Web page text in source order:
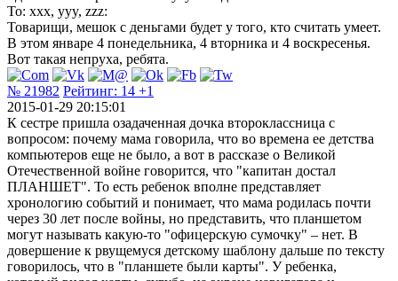
To: xxx, yyy, zzz:
Товарищи, мешок с деньгами будет у того, кто считать умеет.
В этом январе 4 понедельника, 4 вторника и 4 воскресенья.
Вот такая непруха, ребята.
№ 21982 Рейтинг: 14 +1
2015-01-29 20:15:01
К сестре пришла озадаченная дочка второклассница с
вопросом: почему мама говорила, что во времена ее детства
компьютеров еще не было, а вот в рассказе о Великой
Отечественной войне говорится, что "капитан достал
ПЛАНШЕТ". То есть ребенок вполне представляет
хронологию событий и понимает, что мама родилась почти
через 30 лет после войны, но представить, что планшетом
могут называть какую-то "офицерскую сумочку" – нет. В
довершение к рвущемуся детскому шаблону дальше по тексту
говорилось, что в "планшете были карты". У ребенка,